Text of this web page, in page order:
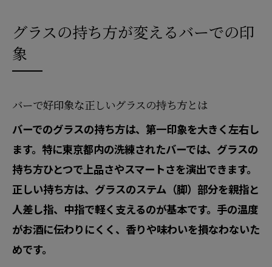
グラスの持ち方が変えるバーでの印
象
バーで好印象な正しいグラスの持ち方とは
バーでのグラスの持ち方は、第一印象を大きく左右し
ます。特に東京都内の洗練されたバーでは、グラスの
持ち方ひとつで上品さやスマートさを演出できます。
正しい持ち方は、グラスのステム（脚）部分を親指と
人差し指、中指で軽く支えるのが基本です。手の温度
がお酒に伝わりにくく、香りや味わいを損なわないた
めです。